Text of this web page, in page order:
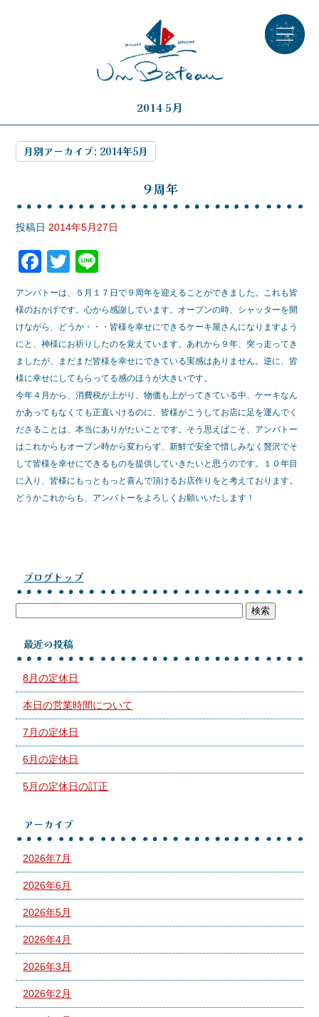
2014 5月
月別アーカイブ: 2014年5月
９周年
投稿日 2014年5月27日
F
a
c
e
b
o
o
k
T
wi
tt
er
n
e
アンバトーは、５月１７日で９周年を迎えることができました。これも皆
様のおかげです。心から感謝しています。オープンの時、シャッターを開
けながら、どうか・・・皆様を幸せにできるケーキ屋さんになりますよう
にと、神様にお祈りしたのを覚えています。あれから９年、突っ走ってき
ましたが、まだまだ皆様を幸せにできている実感はありません。逆に、皆
様に幸せにしてもらってる感のほうが大きいです。
今年４月から、消費税が上がり、物価も上がってきている中、ケーキなん
かあってもなくても正直いけるのに、皆様がこうしてお店に足を運んでく
ださることは、本当にありがたいことです。そう思えばこそ、アンバトー
はこれからもオープン時から変わらず、新鮮で安全で惜しみなく贅沢でそ
して皆様を幸せにできるものを提供していきたいと思うのです。１０年目
に入り、皆様にもっともっと喜んで頂けるお店作りをと考えております。
どうかこれからも、アンバトーをよろしくお願いいたします！
ブログトップ
最近の投稿
8月の定休日
本日の営業時間について
7月の定休日
6月の定休日
5月の定休日の訂正
アーカイブ
2026年7月
2026年6月
2026年5月
2026年4月
2026年3月
2026年2月